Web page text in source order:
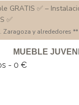
GRATIS ✅ –
✅
Zaragoza y alrededores **
MUEBLE
0 €